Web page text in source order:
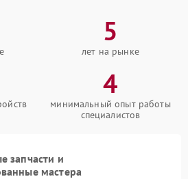
5
лет на рынке
4
минимальный опыт работы
специалистов
запчасти и
мастера